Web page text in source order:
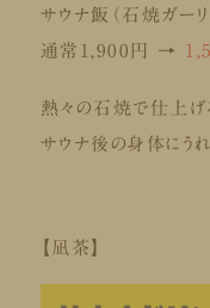
サウナ飯（石焼ガーリ
通常1,900円 →
熱々の石焼で仕上げる
サウナ後の身体にう
【凪茶】